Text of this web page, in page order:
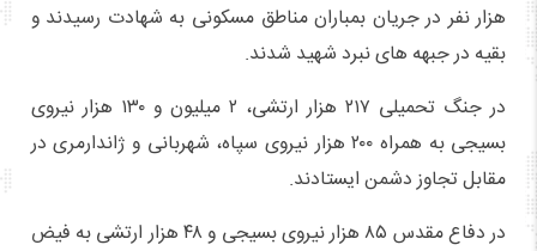
هزار نفر در جریان بمباران مناطق مسکونی به شهادت رسیدند و
بقیه در جبهه های نبرد شهید شدند.
در جنگ تحمیلی ۲۱۷ هزار ارتشی، ۲ میلیون و ۱۳۰ هزار نیروی
بسیجی به همراه ۲۰۰ هزار نیروی سپاه، شهربانی و ژاندارمری در
مقابل تجاوز دشمن ایستادند.
در دفاع مقدس ۸۵ هزار نیروی بسیجی و ۴۸ هزار ارتشی به فیض